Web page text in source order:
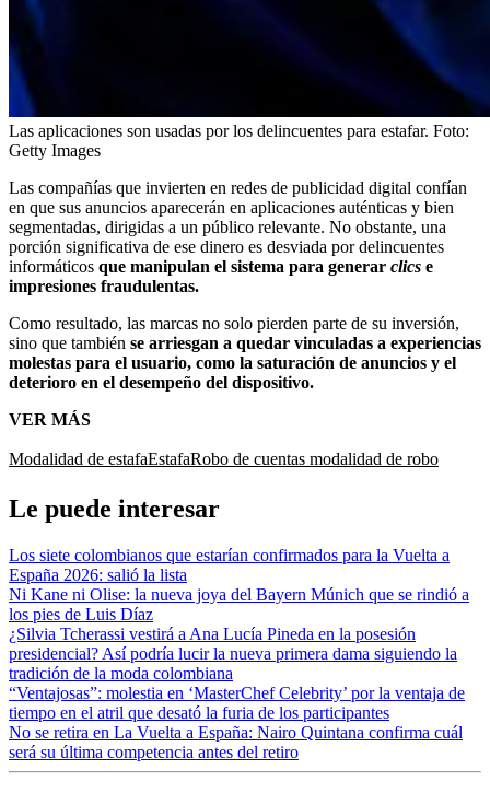
Las aplicaciones son usadas por los delincuentes para estafar. Foto:
Getty Images
Las compañías que invierten en redes de publicidad digital confían
en que sus anuncios aparecerán en aplicaciones auténticas y bien
segmentadas, dirigidas a un público relevante. No obstante, una
porción significativa de ese dinero es desviada por delincuentes
informáticos que manipulan el sistema para generar clics e
impresiones fraudulentas.
Como resultado, las marcas no solo pierden parte de su inversión,
sino que también se arriesgan a quedar vinculadas a experiencias
molestas para el usuario, como la saturación de anuncios y el
deterioro en el desempeño del dispositivo.
VER MÁS
Modalidad de estafaEstafaRobo de cuentas modalidad de robo
Le puede interesar
Los siete colombianos que estarían confirmados para la Vuelta a
España 2026: salió la lista
Ni Kane ni Olise: la nueva joya del Bayern Múnich que se rindió a
los pies de Luis Díaz
¿Silvia Tcherassi vestirá a Ana Lucía Pineda en la posesión
presidencial? Así podría lucir la nueva primera dama siguiendo la
tradición de la moda colombiana
“Ventajosas”: molestia en ‘MasterChef Celebrity’ por la ventaja de
tiempo en el atril que desató la furia de los participantes
No se retira en La Vuelta a España: Nairo Quintana confirma cuál
será su última competencia antes del retiro